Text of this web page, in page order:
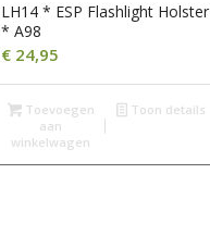
LH14 * ESP Flashlight Holster
* A98
€ 24,95
Toevoegen
aan
winkelwagen
Toon details